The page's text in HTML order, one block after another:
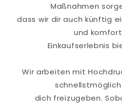
Maßnahmen
dass wir dir auch künftig
und
Einkaufserlebnis
Wir arbeiten mit
dich freizugeben.